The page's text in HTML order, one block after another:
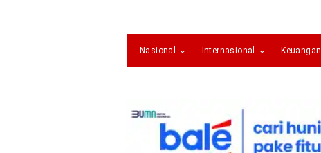
Nasional Internasional Keuangan